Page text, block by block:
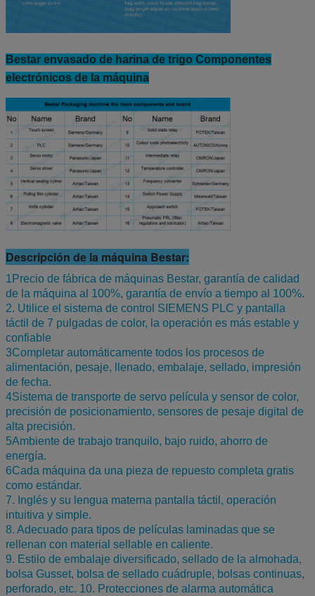
Bestar envasado de harina de trigo Componentes
electrónicos de la máquina
Descripción de la máquina Bestar:
1Precio de fábrica de máquinas Bestar, garantía de calidad
de la máquina al 100%, garantía de envío a tiempo al 100%.
2. Utilice el sistema de control SIEMENS PLC y pantalla
táctil de 7 pulgadas de color, la operación es más estable y
confiable
3Completar automáticamente todos los procesos de
alimentación, pesaje, llenado, embalaje, sellado, impresión
de fecha.
4Sistema de transporte de servo película y sensor de color,
precisión de posicionamiento, sensores de pesaje digital de
alta precisión.
5Ambiente de trabajo tranquilo, bajo ruido, ahorro de
energía.
6Cada máquina da una pieza de repuesto completa gratis
como estándar.
7. Inglés y su lengua materna pantalla táctil, operación
intuitiva y simple.
8. Adecuado para tipos de películas laminadas que se
rellenan con material sellable en caliente.
9. Estilo de embalaje diversificado, sellado de la almohada,
bolsa Gusset, bolsa de sellado cuádruple, bolsas continuas,
perforado, etc. 10. Protecciones de alarma automática